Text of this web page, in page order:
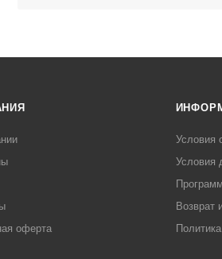
оферта
Условия
Условия
Возврат